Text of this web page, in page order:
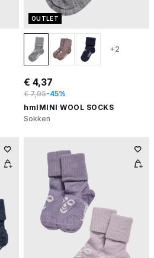
OUTLET
+2
€ 4,37
€ 7,95-45%
hmlMINI WOOL SOCKS
Sokken